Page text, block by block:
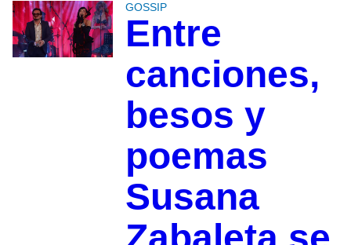
GOSSIP
Entre
canciones,
besos y
poemas
Susana